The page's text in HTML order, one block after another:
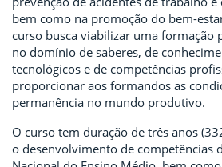
bem como na promoção do bem-
curso busca viabilizar uma formação
no domínio de saberes, de
tecnológicos e de competências
proporcionar aos formandos as
permanência no mundo produtivo.
O curso tem duração de três anos
o desenvolvimento de competências